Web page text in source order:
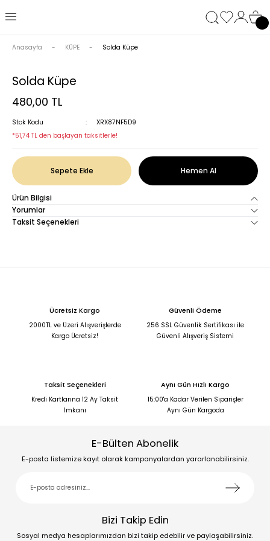
Anasayfa KÜPE Solda Küpe
Solda Küpe
480,00 TL
Stok Kodu
XRX87NF5D9
*51,74 TL den başlayan taksitlerle!
Sepete Ekle Hemen Al
Ürün Bilgisi
Yorumlar
Taksit Seçenekleri
Ücretsiz Kargo
2000TL ve Üzeri Alışverişlerde
Kargo Ücretsiz!
Güvenli Ödeme
256 SSL Güvenlik Sertifikası ile
Güvenli Alışveriş Sistemi
Taksit Seçenekleri
Kredi Kartlarına 12 Ay Taksit
İmkanı
Aynı Gün Hızlı Kargo
15:00'a Kadar Verilen Siparişler
Aynı Gün Kargoda
E-Bülten Abonelik
E-posta listemize kayıt olarak kampanyalardan yararlanabilirsiniz.
Bizi Takip Edin
Sosyal medya hesaplarımızdan bizi takip edebilir ve paylaşabilirsiniz.